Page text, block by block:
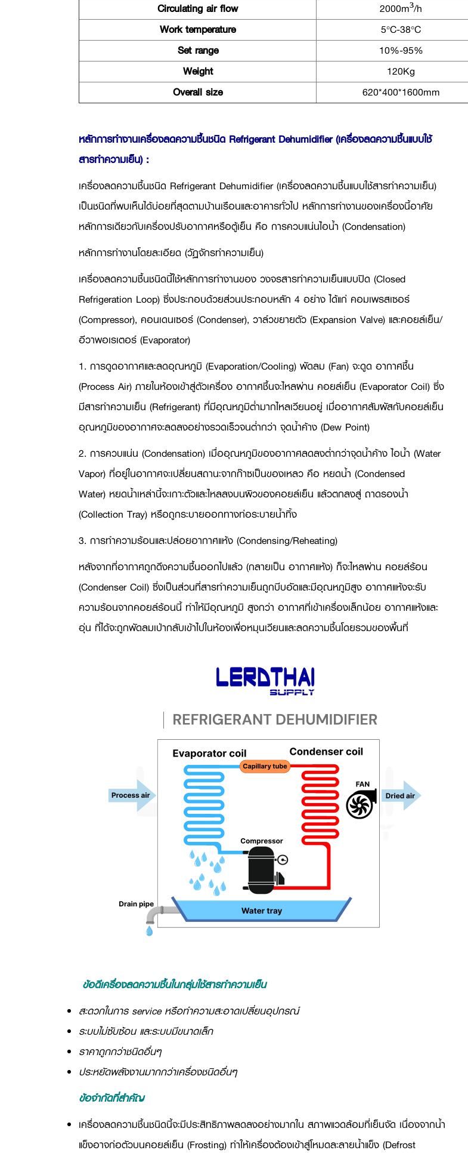
Circulating air flow
2000m³/h
Work temperature
5°C-38°C
Set range
10%-95%
Weight
120Kg
Overall size
620*400*1600mm
หลักการทำงานเครื่องลดความชื้นชนิด Refrigerant Dehumidifier (เครื่องลดความชื้นแบบใช้
สารทำความเย็น) :
เครื่องลดความชื้นชนิด Refrigerant Dehumidifier (เครื่องลดความชื้นแบบใช้สารทำความเย็น)
เป็นชนิดที่พบเห็นได้บ่อยที่สุดตามบ้านเรือนและอาคารทั่วไป หลักการทำงานของเครื่องนี้อาศัย
หลักการเดียวกับเครื่องปรับอากาศหรือตู้เย็น คือ การควบแน่นไอน้ำ (Condensation)
หลักการทำงานโดยละเอียด (วัฏจักรทำความเย็น)
เครื่องลดความชื้นชนิดนี้ใช้หลักการทำงานของ วงจรสารทำความเย็นแบบปิด (Closed
Refrigeration Loop) ซึ่งประกอบด้วยส่วนประกอบหลัก 4 อย่าง ได้แก่ คอมเพรสเซอร์
(Compressor), คอนเดนเซอร์ (Condenser), วาล์วขยายตัว (Expansion Valve) และคอยล์เย็น/
อีวาพอเรเตอร์ (Evaporator)
1. การดูดอากาศและลดอุณหภูมิ (Evaporation/Cooling) พัดลม (Fan) จะดูด อากาศชื้น
(Process Air) ภายในห้องเข้าสู่ตัวเครื่อง อากาศชื้นจะไหลผ่าน คอยล์เย็น (Evaporator Coil) ซึ่ง
มีสารทำความเย็น (Refrigerant) ที่มีอุณหภูมิต่ำมากไหลเวียนอยู่ เมื่ออากาศสัมผัสกับคอยล์เย็น
อุณหภูมิของอากาศจะลดลงอย่างรวดเร็วจนต่ำกว่า จุดน้ำค้าง (Dew Point)
2. การควบแน่น (Condensation) เมื่ออุณหภูมิของอากาศลดลงต่ำกว่าจุดน้ำค้าง ไอน้ำ (Water
Vapor) ที่อยู่ในอากาศจะเปลี่ยนสถานะจากก๊าซเป็นของเหลว คือ หยดน้ำ (Condensed
Water) หยดน้ำเหล่านี้จะเกาะตัวและไหลลงบนผิวของคอยล์เย็น แล้วตกลงสู่ ถาดรองน้ำ
(Collection Tray) หรือถูกระบายออกทางท่อระบายน้ำทิ้ง
3. การทำความร้อนและปล่อยอากาศแห้ง (Condensing/Reheating)
หลังจากที่อากาศถูกดึงความชื้นออกไปแล้ว (กลายเป็น อากาศแห้ง) ก็จะไหลผ่าน คอยล์ร้อน
(Condenser Coil) ซึ่งเป็นส่วนที่สารทำความเย็นถูกบีบอัดและมีอุณหภูมิสูง อากาศแห้งจะรับ
ความร้อนจากคอยล์ร้อนนี้ ทำให้มีอุณหภูมิ สูงกว่า อากาศที่เข้าเครื่องเล็กน้อย อากาศแห้งและ
อุ่น ที่ได้จะถูกพัดลมเป่ากลับเข้าไปในห้องเพื่อหมุนเวียนและลดความชื้นโดยรวมของพื้นที่
ข้อดีเครื่องลดความชื้นในกลุ่มใช้สารทำความเย็น
สะดวกในการ service หรือทำความสะอาดเปลี่ยนอุปกรณ์
ระบบไม่ซับซ้อน และระบบมีขนาดเล็ก
ราคาถูกกว่าชนิดอื่นๆ
ประหยัดพลังงานมากกว่าเครื่องชนิดอื่นๆ
ข้อจำกัดที่สำคัญ
เครื่องลดความชื้นชนิดนี้จะมีประสิทธิภาพลดลงอย่างมากใน สภาพแวดล้อมที่เย็นจัด เนื่องจากน้ำ
แข็งอาจก่อตัวบนคอยล์เย็น (Frosting) ทำให้เครื่องต้องเข้าสู่โหมดละลายน้ำแข็ง (Defrost